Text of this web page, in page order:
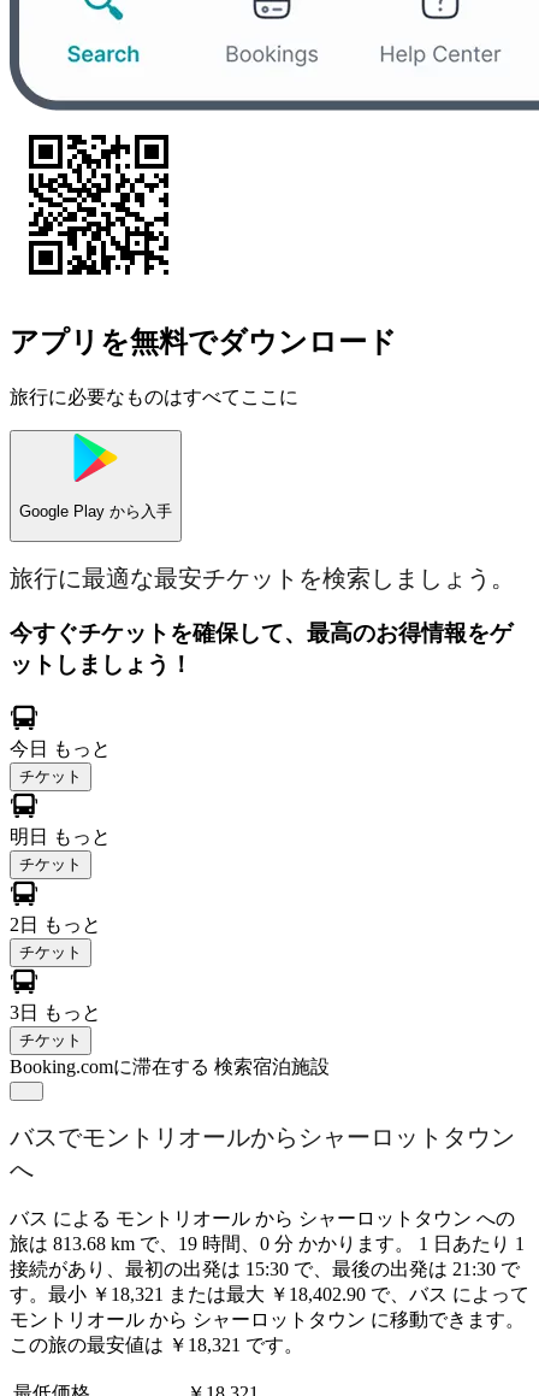
アプリを無料でダウンロード
旅行に必要なものはすべてここに
Google Play から入手
旅行に最適な最安チケットを検索しましょう。
今すぐチケットを確保して、最高のお得情報をゲ
ットしましょう！
今日 もっと
チケット
明日 もっと
チケット
2日 もっと
チケット
3日 もっと
チケット
Booking.comに滞在する 検索宿泊施設
バスでモントリオールからシャーロットタウン
へ
バス による モントリオール から シャーロットタウン への
旅は 813.68 km で、19 時間、0 分 かかります。 1 日あたり 1
接続があり、最初の出発は 15:30 で、最後の出発は 21:30 で
す。最小 ￥18,321 または最大 ￥18,402.90 で、バス によって
モントリオール から シャーロットタウン に移動できます。
この旅の最安値は ￥18,321 です。